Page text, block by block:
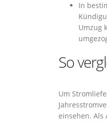
In
Umzug
So
Um
einsehen.